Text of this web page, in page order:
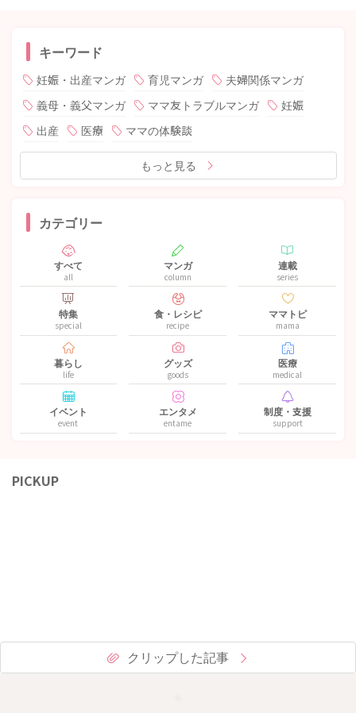
キーワード
妊娠・出産マンガ 育児マンガ
夫婦関係マンガ
義母・義父マンガ
ママ友トラブルマンガ
妊娠
出産
医療 ママの体験談
もっと見る
カテゴリー
すべて
all
マンガ
column
連載
series
特集
special
食・レシピ
recipe
ママトピ
mama
暮らし
life
グッズ
goods
医療
medical
イベント
event
エンタメ
entame
制度・支援
support
PICKUP
クリップした記事